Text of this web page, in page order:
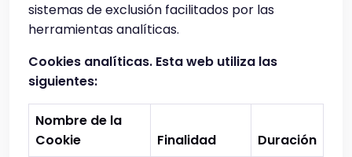
sistemas de exclusión facilitados por las
herramientas analíticas.
Cookies analíticas. Esta web utiliza las
siguientes:
Nombre de la
Cookie
Finalidad
Duración